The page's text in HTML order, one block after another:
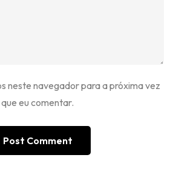
neste navegador para a próxima vez
que eu comentar.